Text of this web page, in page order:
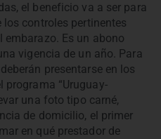
el beneficio va a ser para
controles pertinentes
embarazo. Es un abono
vigencia de un año. Para
presentarse en los
programa “Uruguay-
una foto tipo carné,
de domicilio, el primer
en qué prestador de